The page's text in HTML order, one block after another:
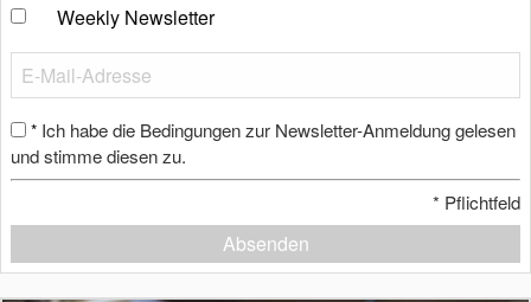
Weekly Newsletter
* Ich habe die Bedingungen zur Newsletter-Anmeldung gelesen
und stimme diesen zu.
* Pflichtfeld
Absenden